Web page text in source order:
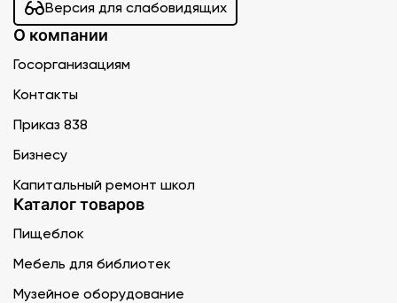
Версия для слабовидящих
О компании
Госорганизациям
Контакты
Приказ 838
Бизнесу
Капитальный ремонт школ
Каталог товаров
Пищеблок
Мебель для библиотек
Музейное оборудование